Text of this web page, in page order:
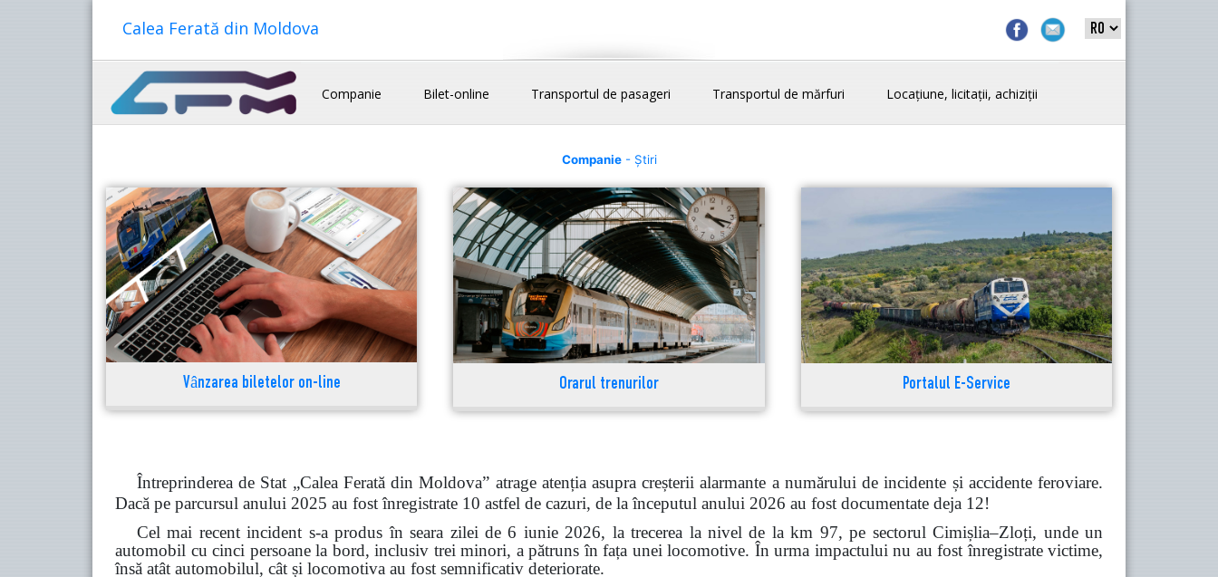
Calea Ferată din Moldova
Companie Bilet-online Transportul de pasageri Transportul de mărfuri Locațiune, licitații, achiziții
Companie- Știri
Vânzarea biletelor on-line Orarul trenurilor Portalul E-Service
Întreprinderea de Stat „Calea Ferată din Moldova” atrage atenția asupra creșterii alarmante a numărului de incidente și accidente feroviare.
Dacă pe parcursul anului 2025 au fost înregistrate 10 astfel de cazuri, de la începutul anului 2026 au fost documentate deja 12!
Cel mai recent incident s-a produs în seara zilei de 6 iunie 2026, la trecerea la nivel de la km 97, pe sectorul Cimișlia–Zloți, unde un
automobil cu cinci persoane la bord, inclusiv trei minori, a pătruns în fața unei locomotive. În urma impactului nu au fost înregistrate victime,
însă atât automobilul, cât și locomotiva au fost semnificativ deteriorate.